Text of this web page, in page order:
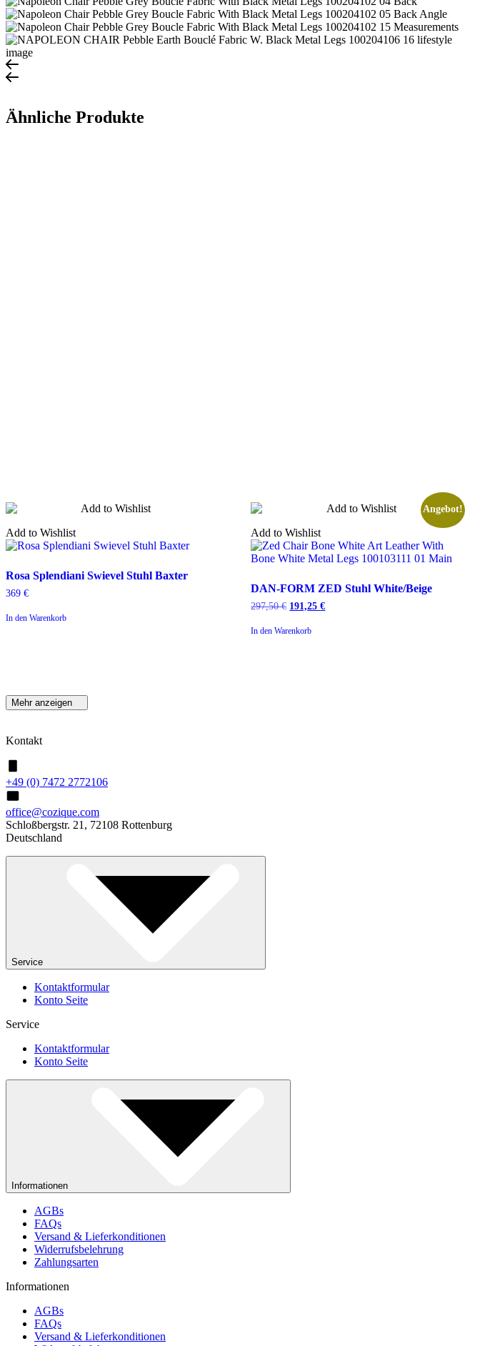
Ähnliche Produkte
Add to Wishlist
Rosa
Splendiani
Swievel
Baxter
Rosa Splendiani Swievel Stuhl Baxter
369 €
In den Warenkorb
Add to Wishlist
Angebot!
DAN-
FORM
ZED
White/Beige
DAN-FORM ZED Stuhl White/Beige
297,50€ Ursprünglicher
war:
191,25€
In den Warenkorb
Mehr anzeigen
Kontakt
+49 (0) 7472 2772106
office@cozique.com
Schloßbergstr. 21, 72108 Rottenburg
Deutschland
Service
Kontaktformular
Konto Seite
Service
Kontaktformular
Konto Seite
Informationen
AGBs
FAQs
Versand & Lieferkonditionen
Widerrufsbelehrung
Zahlungsarten
Informationen
AGBs
FAQs
Versand & Lieferkonditionen